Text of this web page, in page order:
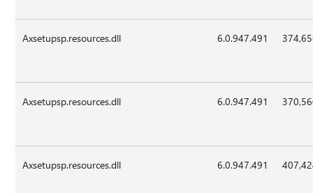
Axsetupsp.resources.dll 6.0.947.491
Axsetupsp.resources.dll 6.0.947.491
Axsetupsp.resources.dll 6.0.947.491